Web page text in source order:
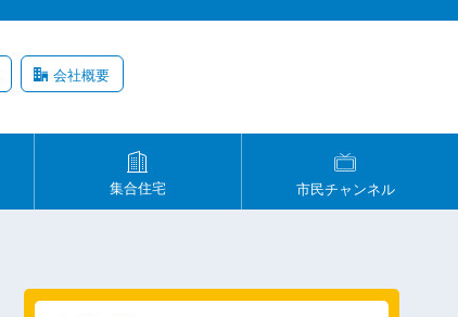
会社概要
集合住宅 市民チャンネル